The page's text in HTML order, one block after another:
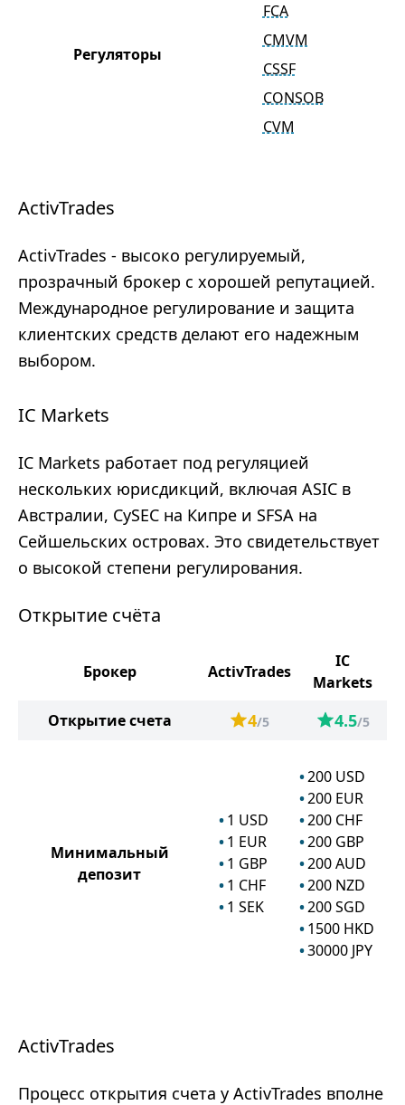
Регуляторы
FCA
CMVM
CSSF
CONSOB
CVM
ActivTrades
ActivTrades - высоко регулируемый,
прозрачный брокер с хорошей репутацией.
Международное регулирование и защита
клиентских средств делают его надежным
выбором.
IC Markets
IC Markets работает под регуляцией
нескольких юрисдикций, включая ASIC в
Австралии, CySEC на Кипре и SFSA на
Сейшельских островах. Это свидетельствует
о высокой степени регулирования.
Открытие счёта
Брокер ActivTrades
IC
Markets
Открытие счета
4/5 4.5/5
Минимальный
депозит
1 USD
1 EUR
1 GBP
1 CHF
1 SEK
200 USD
200 EUR
200 CHF
200 GBP
200AUD
200 NZD
200SGD
1500 HKD
30000 JPY
ActivTrades
Процесс открытия счета у ActivTrades вполне